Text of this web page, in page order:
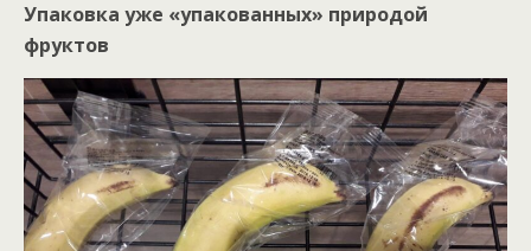
Упаковка уже «упакованных» природой
фруктов